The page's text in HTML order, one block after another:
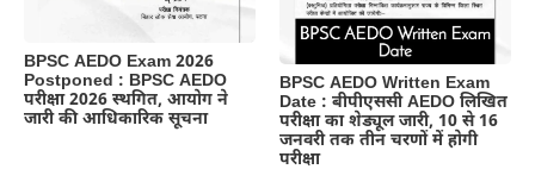
BPSC AEDO Exam 2026
Postponed : BPSC AEDO
परीक्षा 2026 स्थगित, आयोग ने
जारी की आधिकारिक सूचना
BPSC AEDO Written Exam
Date : बीपीएससी AEDO लिखित
परीक्षा का शेड्यूल जारी, 10 से 16
जनवरी तक तीन चरणों में होगी
परीक्षा